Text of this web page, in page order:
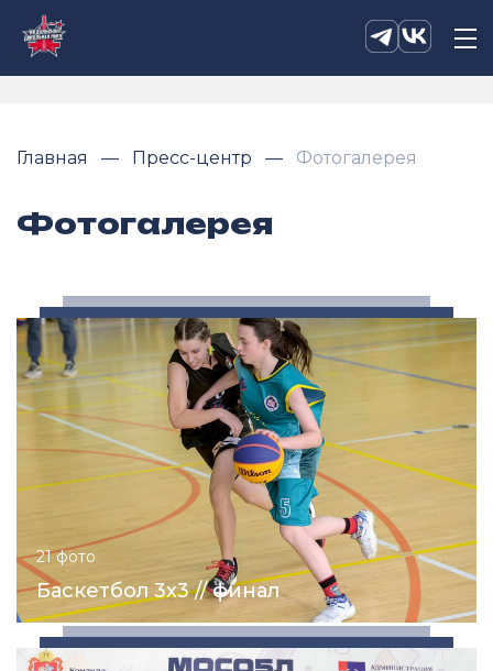
Главная Пресс-центр Фотогалерея
Фотогалерея
21 фото
Баскетбол 3х3 // финал